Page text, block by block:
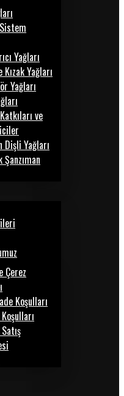
Yağları
Yağları
Yağları
ve
Dişli Yağları
Çerez
Koşulları